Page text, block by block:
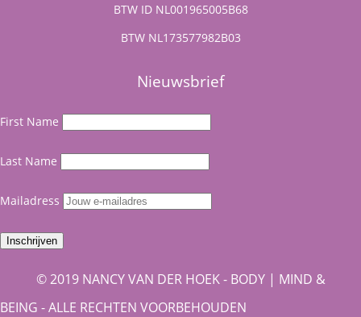
BTW ID NL001965005B68
BTW NL173577982B03
Nieuwsbrief
First Name
Last Name
Mailadress
© 2019 NANCY VAN DER HOEK - BODY | MIND &
BEING - ALLE RECHTEN VOORBEHOUDEN